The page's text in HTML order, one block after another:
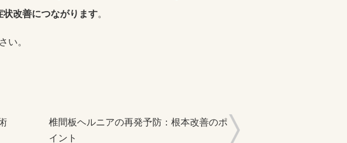
改善につながります。
い。
椎間板ヘルニアの再発予防：根本改善のポ
イント